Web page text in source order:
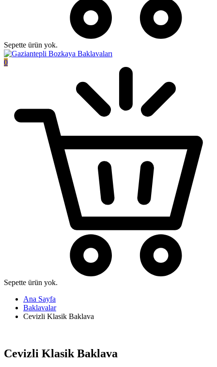
Sepette ürün yok.
0
Sepette ürün yok.
Ana Sayfa
Baklavalar
Cevizli Klasik Baklava
Cevizli Klasik Baklava